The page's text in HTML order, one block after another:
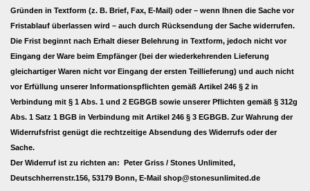
Gründen in Textform (z. B. Brief, Fax, E-Mail) oder – wenn Ihnen die Sache vor
Fristablauf überlassen wird – auch durch Rücksendung der Sache widerrufen.
Die Frist beginnt nach Erhalt dieser Belehrung in Textform, jedoch nicht vor
Eingang der Ware beim Empfänger (bei der wiederkehrenden Lieferung
gleichartiger Waren nicht vor Eingang der ersten Teillieferung) und auch nicht
vor Erfüllung unserer Informationspflichten gemäß Artikel 246 § 2 in
Verbindung mit § 1 Abs. 1 und 2 EGBGB sowie unserer Pflichten gemäß § 312g
Abs. 1 Satz 1 BGB in Verbindung mit Artikel 246 § 3 EGBGB. Zur Wahrung der
Widerrufsfrist genügt die rechtzeitige Absendung des Widerrufs oder der
Sache.
Der Widerruf ist zu richten an: Peter Griss / Stones Unlimited,
Deutschherrenstr.156, 53179 Bonn, E-Mail shop@stonesunlimited.de